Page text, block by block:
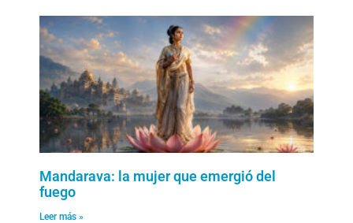
Mandarava: la mujer que emergió del
fuego
Leer más »